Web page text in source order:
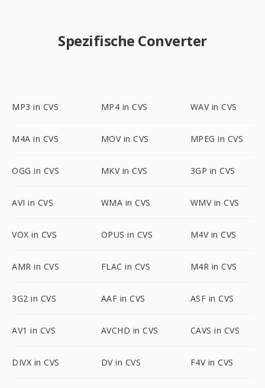
Spezifische Converter
MP3 in CVS MP4 in CVS WAV in CVS
M4A in CVS MOV in CVS MPEG in CVS
OGG in CVS MKV in CVS 3GP in CVS
AVI in CVS WMA in CVS WMV in CVS
VOX in CVS OPUS in CVS M4V in CVS
AMR in CVS FLAC in CVS M4R in CVS
3G2 in CVS AAF in CVS ASF in CVS
AV1 in CVS AVCHD in CVS CAVS in CVS
DIVX in CVS DV in CVS F4V in CVS